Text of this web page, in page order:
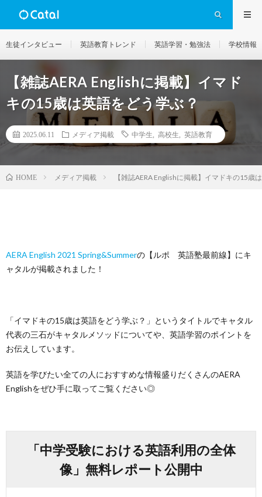
生徒インタビュー 英語教育トレンド 英語学習・勉強法 学校情報
【雑誌AERA Englishに掲載】イマド
キの15歳は英語をどう学ぶ？
2025.06.11 メディア掲載 中学生 高校生 英語教育
HOME メディア掲載 【雑誌AERA Englishに掲載】イマドキの15歳
AERA English 2021 Spring&Summerの【ルポ 英語塾最前線】にキ
ャタルが掲載されました！
「イマドキの15歳は英語をどう学ぶ？」というタイトルでキャタル
代表の三石がキャタルメソッドについてや、英語学習のポイントを
お伝えしています。
英語を学びたい全ての人におすすめな情報盛りだくさんのAERA
Englishをぜひ手に取ってご覧ください◎
「中学受験における英語利用の全体
像」無料レポート公開中